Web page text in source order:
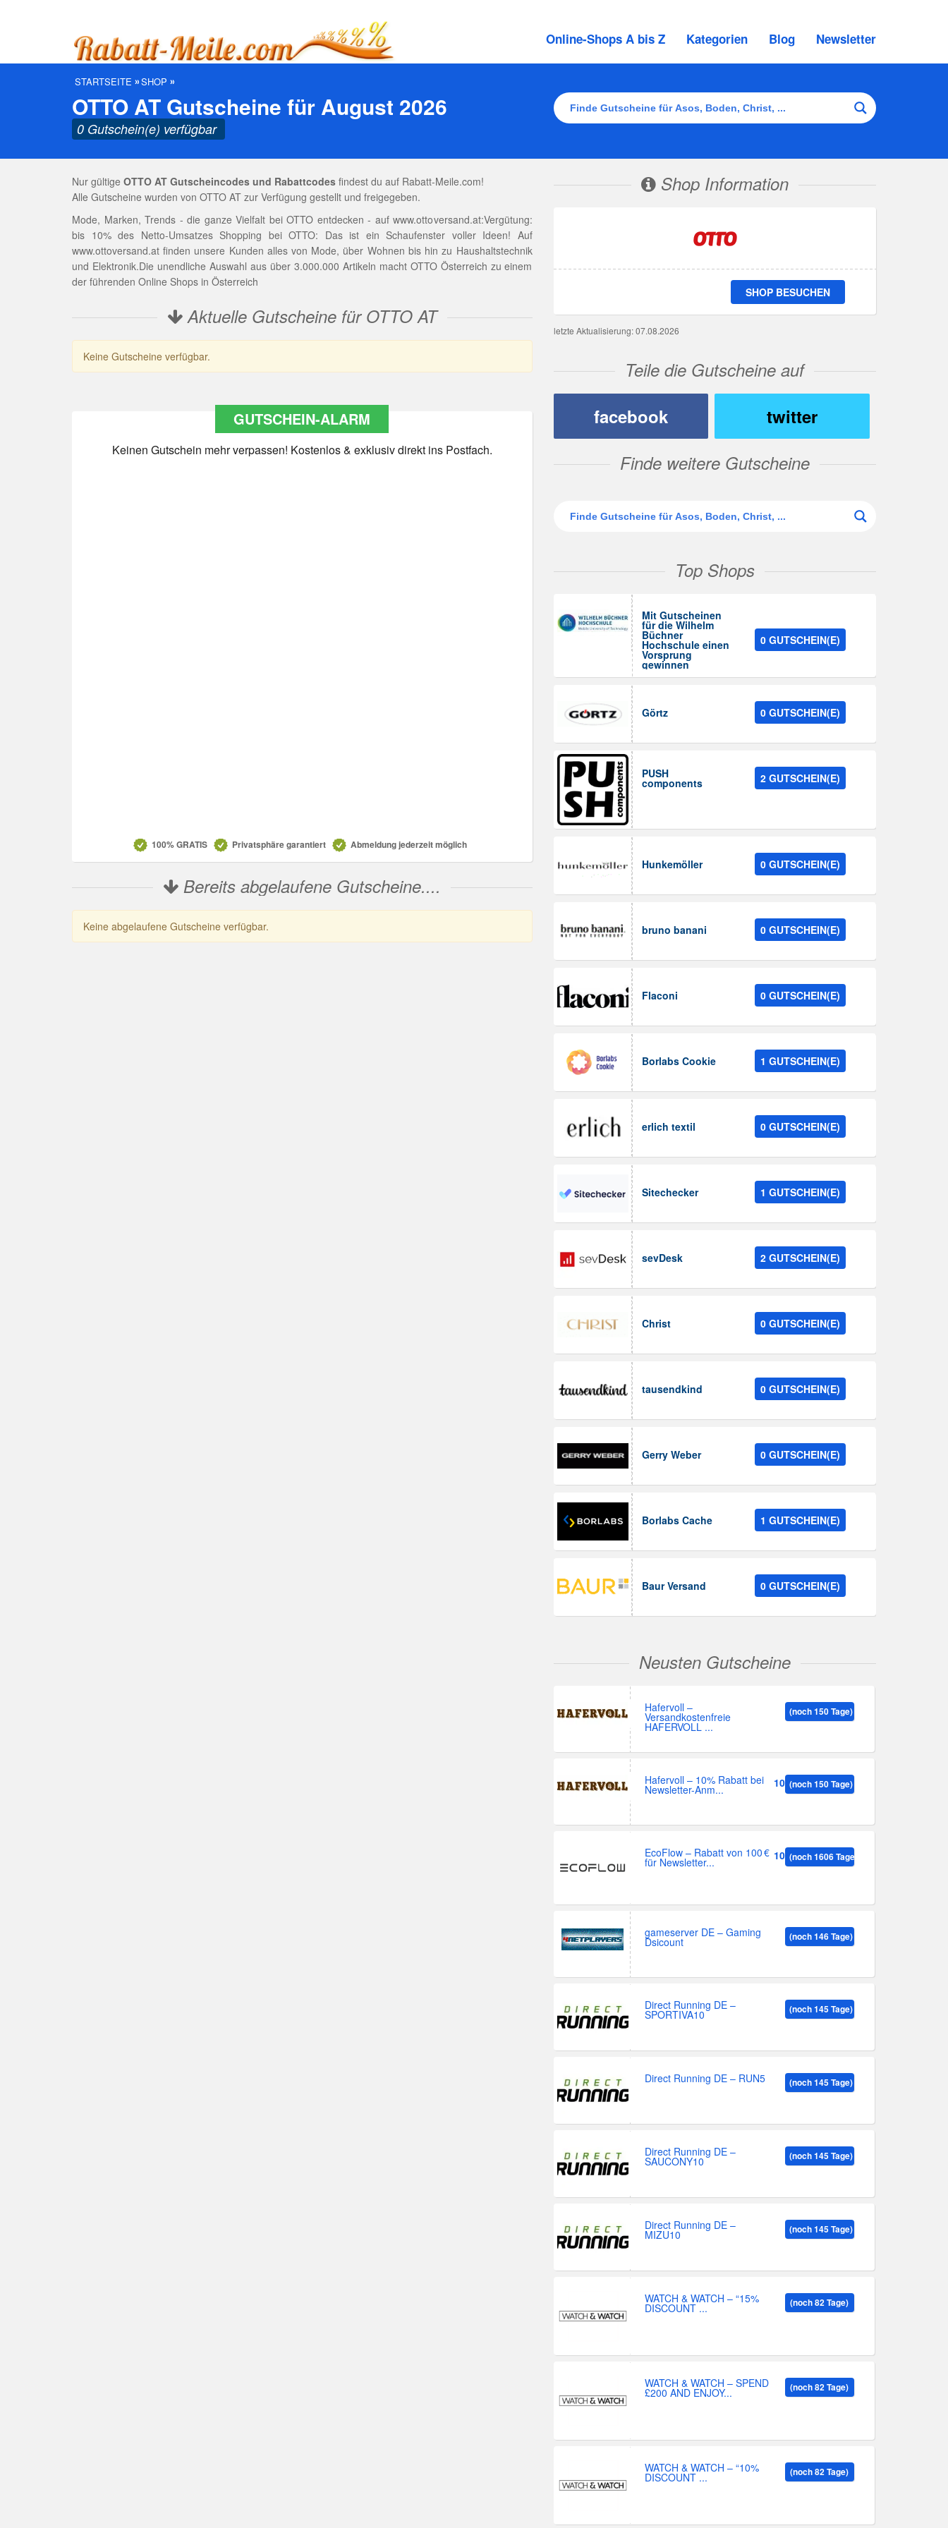
Online-Shops A bis Z Kategorien Blog Newsletter
STARTSEITE SHOP
OTTO AT Gutscheine für August 2026
0 Gutschein(e) verfügbar
Nur gültige OTTO AT Gutscheincodes und Rabattcodes findest du auf Rabatt-Meile.com!
Alle Gutscheine wurden von OTTO AT zur Verfügung gestellt und freigegeben.
Mode, Marken, Trends - die ganze Vielfalt bei OTTO entdecken - auf www.ottoversand.at:Vergütung:
bis 10% des Netto-Umsatzes Shopping bei OTTO: Das ist ein Schaufenster voller Ideen! Auf
www.ottoversand.at finden unsere Kunden alles von Mode, über Wohnen bis hin zu Haushaltstechnik
und Elektronik.Die unendliche Auswahl aus über 3.000.000 Artikeln macht OTTO Österreich zu einem
der führenden Online Shops in Österreich
Aktuelle Gutscheine für OTTO AT
Keine Gutscheine verfügbar.
GUTSCHEIN-ALARM
Keinen Gutschein mehr verpassen! Kostenlos & exklusiv direkt ins Postfach.
100% GRATIS Privatsphäre garantiert Abmeldung jederzeit möglich
Bereits abgelaufene Gutscheine....
Keine abgelaufene Gutscheine verfügbar.
Shop Information
SHOP BESUCHEN
letzte Aktualisierung: 07.08.2026
Teile die Gutscheine auf
facebook
twitter
Finde weitere Gutscheine
Top Shops
Mit Gutscheinen
für die Wilhelm
Büchner
Hochschule einen
Vorsprung
gewinnen
0 GUTSCHEIN(E)
Görtz 0 GUTSCHEIN(E)
PUSH
components 2 GUTSCHEIN(E)
Hunkemöller 0 GUTSCHEIN(E)
bruno banani 0 GUTSCHEIN(E)
Flaconi 0 GUTSCHEIN(E)
Borlabs Cookie 1 GUTSCHEIN(E)
erlich textil 0 GUTSCHEIN(E)
Sitechecker 1 GUTSCHEIN(E)
sevDesk 2 GUTSCHEIN(E)
Christ 0 GUTSCHEIN(E)
tausendkind 0 GUTSCHEIN(E)
Gerry Weber 0 GUTSCHEIN(E)
Borlabs Cache 1 GUTSCHEIN(E)
Baur Versand 0 GUTSCHEIN(E)
Neusten Gutscheine
Hafervoll –
Versandkostenfreie
HAFERVOLL ...
(noch 150 Tage)
Hafervoll – 10% Rabatt bei
Newsletter-Anm... (noch 150 Tage)
10%
EcoFlow – Rabatt von 100 €
für Newsletter... (noch 1606 Tage)
100
gameserver DE – Gaming
Dsicount (noch 146 Tage)
Direct Running DE –
SPORTIVA10 (noch 145 Tage)
Direct Running DE – RUN5 (noch 145 Tage)
Direct Running DE –
SAUCONY10 (noch 145 Tage)
Direct Running DE –
MIZU10 (noch 145 Tage)
WATCH & WATCH – “15%
DISCOUNT ... (noch 82 Tage)
WATCH & WATCH – SPEND
£200 AND ENJOY... (noch 82 Tage)
WATCH & WATCH – “10%
DISCOUNT ... (noch 82 Tage)